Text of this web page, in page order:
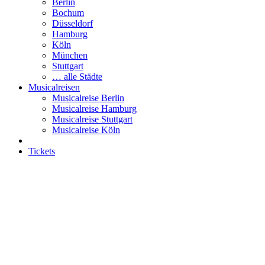
Berlin
Bochum
Düsseldorf
Hamburg
Köln
München
Stuttgart
… alle Städte
Musicalreisen
Musicalreise Berlin
Musicalreise Hamburg
Musicalreise Stuttgart
Musicalreise Köln
Tickets